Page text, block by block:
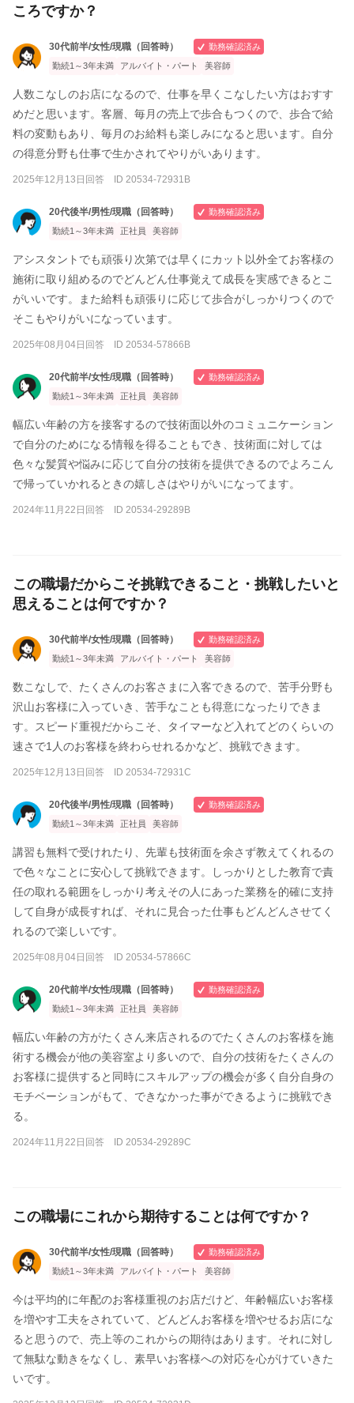
ころですか？
30代前半/女性/現職（回答時）
勤務確認済み
勤続1～3年未満
アルバイト・パート 美容師
人数こなしのお店になるので、仕事を早くこなしたい方はおすす
めだと思います。客層、毎月の売上で歩合もつくので、歩合で給
料の変動もあり、毎月のお給料も楽しみになると思います。自分
の得意分野も仕事で生かされてやりがいあります。
2025年12月13日回答 ID 20534-72931B
20代後半/男性/現職（回答時）
勤務確認済み
勤続1～3年未満
正社員 美容師
アシスタントでも頑張り次第では早くにカット以外全てお客様の
施術に取り組めるのでどんどん仕事覚えて成長を実感できるとこ
がいいです。また給料も頑張りに応じて歩合がしっかりつくので
そこもやりがいになっています。
2025年08月04日回答 ID 20534-57866B
20代前半/女性/現職（回答時）
勤務確認済み
勤続1～3年未満
正社員 美容師
幅広い年齢の方を接客するので技術面以外のコミュニケーション
で自分のためになる情報を得ることもでき、技術面に対しては
色々な髪質や悩みに応じて自分の技術を提供できるのでよろこん
で帰っていかれるときの嬉しさはやりがいになってます。
2024年11月22日回答 ID 20534-29289B
この職場だからこそ挑戦できること・挑戦したいと
思えることは何ですか？
30代前半/女性/現職（回答時）
勤務確認済み
勤続1～3年未満
アルバイト・パート 美容師
数こなしで、たくさんのお客さまに入客できるので、苦手分野も
沢山お客様に入っていき、苦手なことも得意になったりできま
す。スピード重視だからこそ、タイマーなど入れてどのくらいの
速さで1人のお客様を終わらせれるかなど、挑戦できます。
2025年12月13日回答 ID 20534-72931C
20代後半/男性/現職（回答時）
勤務確認済み
勤続1～3年未満
正社員 美容師
講習も無料で受けれたり、先輩も技術面を余さず教えてくれるの
で色々なことに安心して挑戦できます。しっかりとした教育で責
任の取れる範囲をしっかり考えその人にあった業務を的確に支持
して自身が成長すれば、それに見合った仕事もどんどんさせてく
れるので楽しいです。
2025年08月04日回答 ID 20534-57866C
20代前半/女性/現職（回答時）
勤務確認済み
勤続1～3年未満
正社員 美容師
幅広い年齢の方がたくさん来店されるのでたくさんのお客様を施
術する機会が他の美容室より多いので、自分の技術をたくさんの
お客様に提供すると同時にスキルアップの機会が多く自分自身の
モチベーションがもて、できなかった事ができるように挑戦でき
る。
2024年11月22日回答 ID 20534-29289C
この職場にこれから期待することは何ですか？
30代前半/女性/現職（回答時）
勤務確認済み
勤続1～3年未満
アルバイト・パート 美容師
今は平均的に年配のお客様重視のお店だけど、年齢幅広いお客様
を増やす工夫をされていて、どんどんお客様を増やせるお店にな
ると思うので、売上等のこれからの期待はあります。それに対し
て無駄な動きをなくし、素早いお客様への対応を心がけていきた
いです。